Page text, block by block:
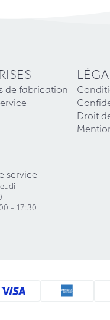
de fabrication
Droit
service
- 17:30